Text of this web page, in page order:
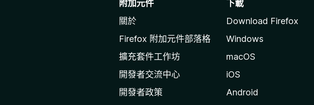
附加元件
關於
Firefox 附加元件部落格
擴充套件工作坊
開發者交流中心
開發者政策
下載
Download Firefox
Windows
macOS
iOS
Android